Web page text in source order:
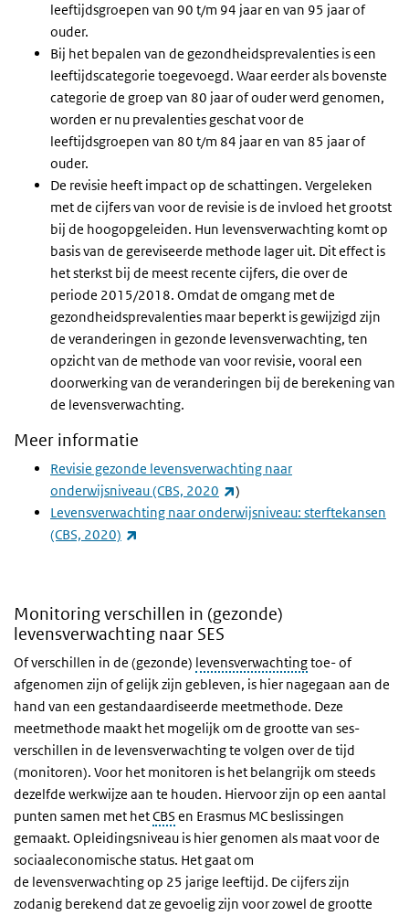
leeftijdsgroepen van 90 t/m 94 jaar en van 95 jaar of
ouder.
Bij het bepalen van de gezondheidsprevalenties is een
leeftijdscategorie toegevoegd. Waar eerder als bovenste
categorie de groep van 80 jaar of ouder werd genomen,
worden er nu prevalenties geschat voor de
leeftijdsgroepen van 80 t/m 84 jaar en van 85 jaar of
ouder.
De revisie heeft impact op de schattingen. Vergeleken
met de cijfers van voor de revisie is de invloed het grootst
bij de hoogopgeleiden. Hun levensverwachting komt op
basis van de gereviseerde methode lager uit. Dit effect is
het sterkst bij de meest recente cijfers, die over de
periode 2015/2018. Omdat de omgang met de
gezondheidsprevalenties maar beperkt is gewijzigd zijn
de veranderingen in gezonde levensverwachting, ten
opzicht van de methode van voor revisie, vooral een
doorwerking van de veranderingen bij de berekening van
de levensverwachting.
Meer informatie
Revisie gezonde levensverwachting naar
onderwijsniveau (CBS, 2020
(externe link)
)
Levensverwachting naar onderwijsniveau: sterftekansen
(CBS, 2020)
Monitoring verschillen in (gezonde)
levensverwachting naar SES
Of verschillen in de (gezonde) levensverwachtingtoe- of
afgenomen zijn of gelijk zijn gebleven, is hier nagegaan aan de
hand van een gestandaardiseerde meetmethode. Deze
meetmethode maakt het mogelijk om de grootte van ses-
verschillen in de levensverwachting te volgen over de tijd
(monitoren). Voor het monitoren is het belangrijk om steeds
dezelfde werkwijze aan te houden. Hiervoor zijn op een aantal
punten samen met hetCBS en Erasmus MC beslissingen
gemaakt. Opleidingsniveau is hier genomen als maat voor de
sociaaleconomische status. Het gaat om
de levensverwachting op 25 jarige leeftijd. De cijfers zijn
zodanig berekend dat ze gevoelig zijn voor zowel de grootte